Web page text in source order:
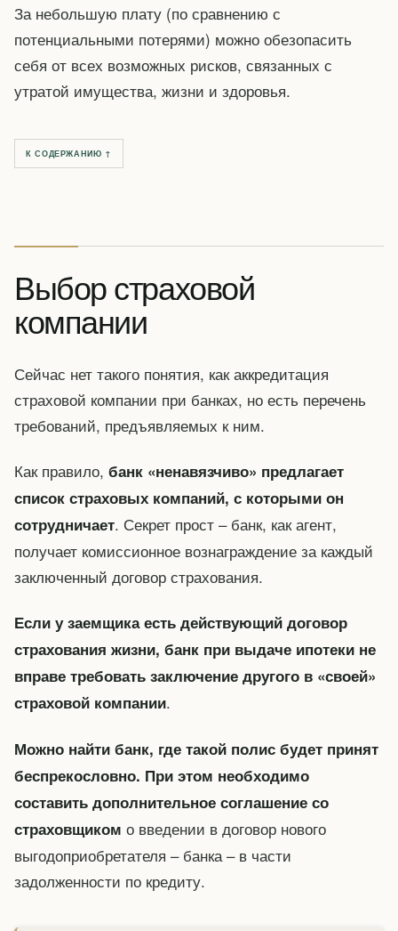
За небольшую плату (по сравнению с
потенциальными потерями) можно обезопасить
себя от всех возможных рисков, связанных с
утратой имущества, жизни и здоровья.
К СОДЕРЖАНИЮ ↑
Выбор страховой
компании
Сейчас нет такого понятия, как аккредитация
страховой компании при банках, но есть перечень
требований, предъявляемых к ним.
Как правило, банк «ненавязчиво» предлагает
список страховых компаний, с которыми он
сотрудничает. Секрет прост – банк, как агент,
получает комиссионное вознаграждение за каждый
заключенный договор страхования.
Если у заемщика есть действующий договор
страхования жизни, банк при выдаче ипотеки не
вправе требовать заключение другого в «своей»
страховой компании.
Можно найти банк, где такой полис будет принят
беспрекословно. При этом необходимо
составить дополнительное соглашение со
страховщиком о введении в договор нового
выгодоприобретателя – банка – в части
задолженности по кредиту.